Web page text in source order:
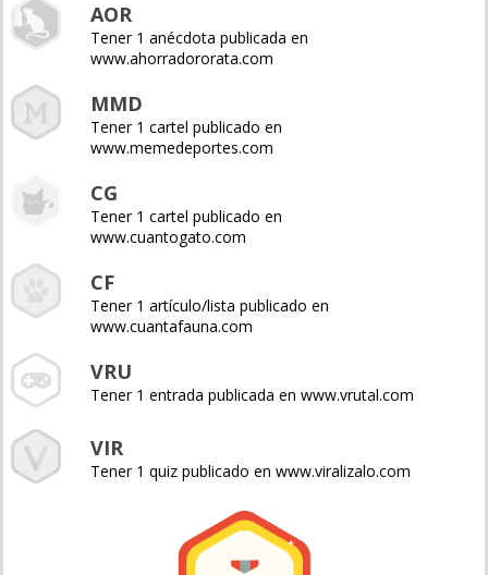
AOR
Tener 1 anécdota publicada en
www.ahorradororata.com
MMD
Tener 1 cartel publicado en
www.memedeportes.com
CG
Tener 1 cartel publicado en
www.cuantogato.com
CF
Tener 1 artículo/lista publicado en
www.cuantafauna.com
VRU
Tener 1 entrada publicada en www.vrutal.com
VIR
Tener 1 quiz publicado en www.viralizalo.com